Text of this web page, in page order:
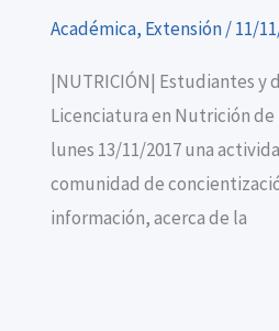
Académica, Extensión/11/
|NUTRICIÓN| Estudiantes y
Licenciatura en Nutrición
lunes 13/11/2017 una
comunidad de
información, acerca de la